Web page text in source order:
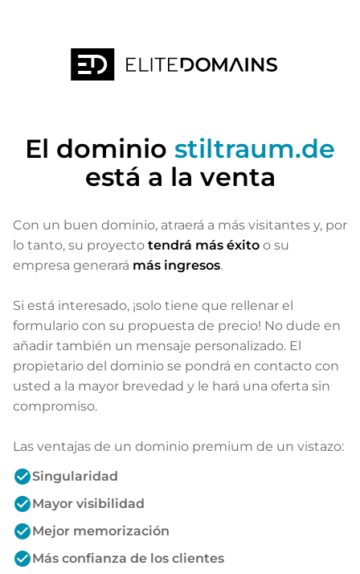
El dominio stiltraum.de
está a la venta
Con un buen dominio, atraerá a más visitantes y, por
lo tanto, su proyecto tendrá más éxito o su
empresa generará más ingresos.
Si está interesado, ¡solo tiene que rellenar el
formulario con su propuesta de precio! No dude en
añadir también un mensaje personalizado. El
propietario del dominio se pondrá en contacto con
usted a la mayor brevedad y le hará una oferta sin
compromiso.
Las ventajas de un dominio premium de un vistazo:
check_circleSingularidad
check_circleMayor visibilidad
check_circleMejor memorización
check_circleMás confianza de los clientes